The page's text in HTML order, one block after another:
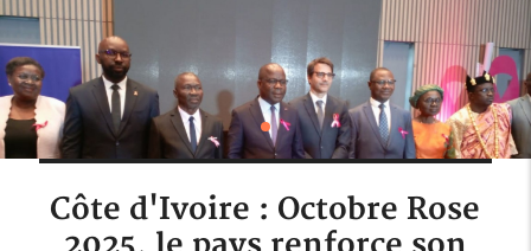
Côte d'Ivoire : Octobre Rose